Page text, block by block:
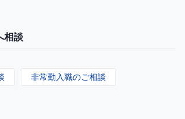
相談
非常勤入職のご相談